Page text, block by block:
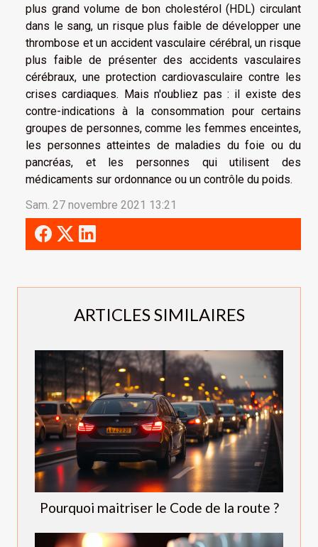
ARTICLES SIMILAIRES
Pourquoi maitriser le Code de la route ?
plus grand volume de bon cholestérol (HDL) circulant
dans le sang, un risque plus faible de développer une
thrombose et un accident vasculaire cérébral, un risque
plus faible de présenter des accidents vasculaires
cérébraux, une protection cardiovasculaire contre les
crises cardiaques. Mais n'oubliez pas : il existe des
contre-indications à la consommation pour certains
groupes de personnes, comme les femmes enceintes,
les personnes atteintes de maladies du foie ou du
pancréas, et les personnes qui utilisent des
médicaments sur ordonnance ou un contrôle du poids.
Sam. 27 novembre 2021 13:21